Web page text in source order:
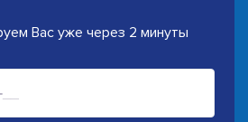
Вас уже через 2 минуты